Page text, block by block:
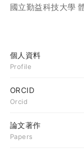
國立勤益科技大學
個人資料
Profile
ORCID
Orcid
論文著作
Papers